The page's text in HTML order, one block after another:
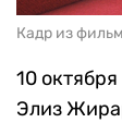
Кадр из
10
Элиз